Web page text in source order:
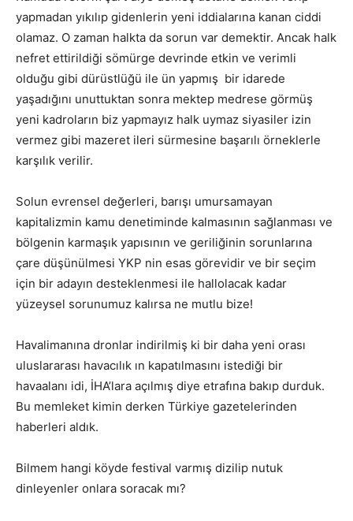
yapmadan yıkılıp gidenlerin yeni iddialarına kanan ciddi
olamaz. O zaman halkta da sorun var demektir. Ancak halk
nefret ettirildiği sömürge devrinde etkin ve verimli
olduğu gibi dürüstlüğü ile ün yapmış bir idarede
yaşadığını unuttuktan sonra mektep medrese görmüş
yeni kadroların biz yapmayız halk uymaz siyasiler izin
vermez gibi mazeret ileri sürmesine başarılı örneklerle
karşılık verilir.
Solun evrensel değerleri, barışı umursamayan
kapitalizmin kamu denetiminde kalmasının sağlanması ve
bölgenin karmaşık yapısının ve geriliğinin sorunlarına
çare düşünülmesi YKP nin esas görevidir ve bir seçim
için bir adayın desteklenmesi ile hallolacak kadar
yüzeysel sorunumuz kalırsa ne mutlu bize!
Havalimanına dronlar indirilmiş ki bir daha yeni orası
uluslararası havacılık ın kapatılmasını istediği bir
havaalanı idi, İHA’lara açılmış diye etrafına bakıp durduk.
Bu memleket kimin derken Türkiye gazetelerinden
haberleri aldık.
Bilmem hangi köyde festival varmış dizilip nutuk
dinleyenler onlara soracak mı?